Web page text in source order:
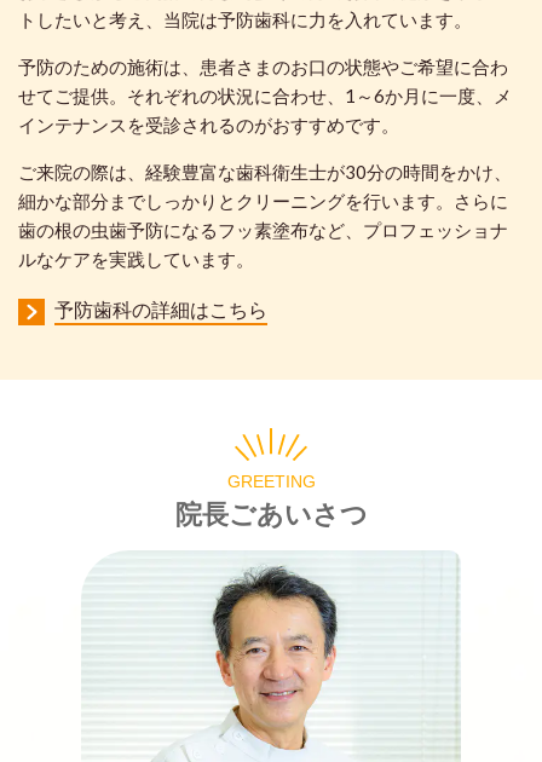
トしたいと考え、当院は予防歯科に力を入れています。
予防のための施術は、患者さまのお口の状態やご希望に合わ
せてご提供。それぞれの状況に合わせ、1～6か月に一度、メ
インテナンスを受診されるのがおすすめです。
ご来院の際は、経験豊富な歯科衛生士が30分の時間をかけ、
細かな部分までしっかりとクリーニングを行います。さらに
歯の根の虫歯予防になるフッ素塗布など、プロフェッショナ
ルなケアを実践しています。
予防歯科の詳細はこちら
GREETING
院長ごあいさつ